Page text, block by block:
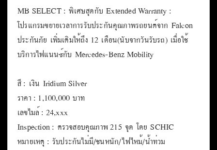
MB SELECT : พิเศษสุดกับ Extended Warranty :
โปรแกรมขยายเวลาการรับประกันคุณภาพรถยนต์จาก Falcon
ประกันภัย เพิ่มเติมให้ถึง 12 เดือน(นับจากวันรับรถ) เมื่อใช้
บริการไฟแนนซ์กับ Mercedes-Benz Mobility
สี : เงิน Iridium Silver
ราคา : 1,100,000 บาท
เลขไมล์ : 24,xxx
Inspection : ตรวจสอบคุณภาพ 215 จุด โดย SCHIC
หมายเหตุ : รับประกันไม่มี/ชนหนัก/ไฟไหม้/น้ำท่วม